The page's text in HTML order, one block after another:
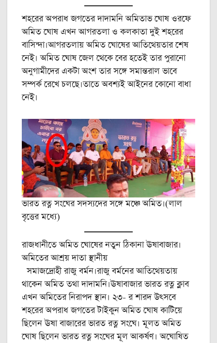
শহরের অপরাধ জগতের দাদামনি অমিতাভ ঘোষ ওরফে
অমিত ঘোষ এখন আগরতলা ও কলকাতা দুই শহরের
বাসিন্দা।আগরতলায় অমিত ঘোষের আতিথেয়তার শেষ
নেই। অমিত ঘোষ জেল থেকে বের হতেই তার পুরানো
অনুগামীদের একটা অংশ তার সঙ্গে সমান্তরাল ভাবে
সম্পর্ক রেখে চলছে।তাতে অবশ্যই আইনের কোনো বাধা
নেই।
ভারত রত্ন সংঘের সদস্যদের সঙ্গে মঞ্চে অমিত।(লাল
বৃত্তের মধ্যে)
রাজধানীতে অমিত ঘোষের নতুন ঠিকানা ঊষাবাজার।
অমিতের আশ্রয় দাতা স্থানীয়
সমাজদ্রোহী রাজু বর্মন।রাজু বর্মনের আতিথেয়তায়
থাকেন অমিত তথা দাদামনি।ঊষাবাজার ভারত রত্ন ক্লাব
এখন অমিতের নিরাপদ স্থান। ২৩- র শারদ উৎসবে
শহরের অপরাধ জগতের টাইকুন অমিত ঘোষ কাটিয়ে
ছিলেন ঊষা বাজারের ভারত রত্ন সংঘে। মূলত অমিত
ঘোষ ছিলেন ভারত রত্ন সংঘের মূল আকর্ষণ। অঘোষিত